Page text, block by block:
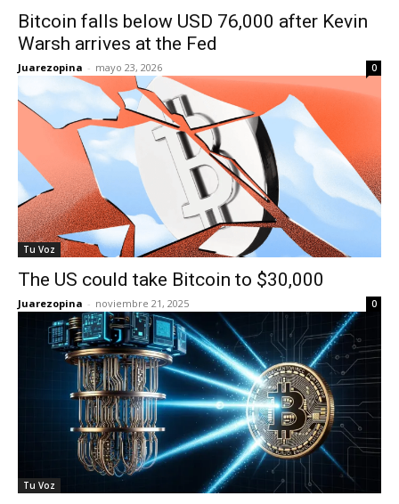
Bitcoin falls below USD 76,000 after Kevin
Warsh arrives at the Fed
Juarezopina - mayo 23, 2026 0
Tu Voz
The US could take Bitcoin to $30,000
Juarezopina - noviembre 21, 2025 0
Tu Voz